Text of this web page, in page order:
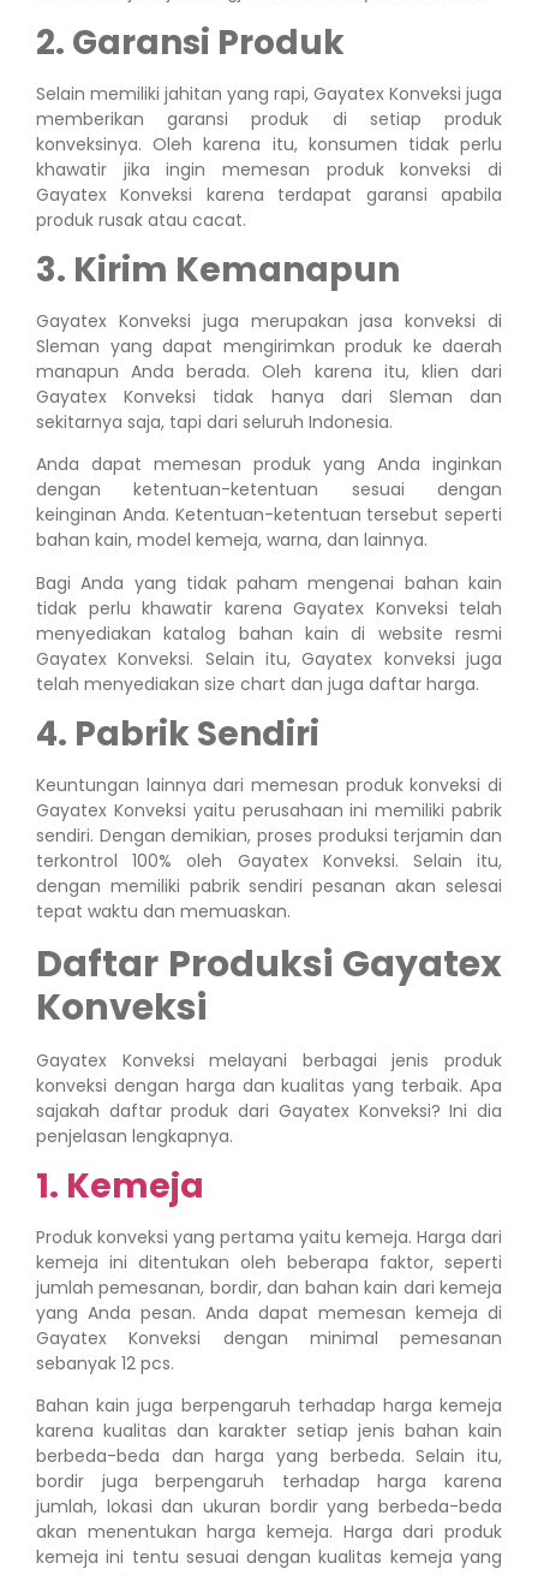
2. Garansi Produk
Selain memiliki jahitan yang rapi, Gayatex Konveksi juga
memberikan garansi produk di setiap produk
konveksinya. Oleh karena itu, konsumen tidak perlu
khawatir jika ingin memesan produk konveksi di
Gayatex Konveksi karena terdapat garansi apabila
produk rusak atau cacat.
3. Kirim Kemanapun
Gayatex Konveksi juga merupakan jasa konveksi di
Sleman yang dapat mengirimkan produk ke daerah
manapun Anda berada. Oleh karena itu, klien dari
Gayatex Konveksi tidak hanya dari Sleman dan
sekitarnya saja, tapi dari seluruh Indonesia.
Anda dapat memesan produk yang Anda inginkan
dengan ketentuan-ketentuan sesuai dengan
keinginan Anda. Ketentuan-ketentuan tersebut seperti
bahan kain, model kemeja, warna, dan lainnya.
Bagi Anda yang tidak paham mengenai bahan kain
tidak perlu khawatir karena Gayatex Konveksi telah
menyediakan katalog bahan kain di website resmi
Gayatex Konveksi. Selain itu, Gayatex konveksi juga
telah menyediakan size chart dan juga daftar harga.
4. Pabrik Sendiri
Keuntungan lainnya dari memesan produk konveksi di
Gayatex Konveksi yaitu perusahaan ini memiliki pabrik
sendiri. Dengan demikian, proses produksi terjamin dan
terkontrol 100% oleh Gayatex Konveksi. Selain itu,
dengan memiliki pabrik sendiri pesanan akan selesai
tepat waktu dan memuaskan.
Daftar Produksi Gayatex
Konveksi
Gayatex Konveksi melayani berbagai jenis produk
konveksi dengan harga dan kualitas yang terbaik. Apa
sajakah daftar produk dari Gayatex Konveksi? Ini dia
penjelasan lengkapnya.
1. Kemeja
Produk konveksi yang pertama yaitu kemeja. Harga dari
kemeja ini ditentukan oleh beberapa faktor, seperti
jumlah pemesanan, bordir, dan bahan kain dari kemeja
yang Anda pesan. Anda dapat memesan kemeja di
Gayatex Konveksi dengan minimal pemesanan
sebanyak 12 pcs.
Bahan kain juga berpengaruh terhadap harga kemeja
karena kualitas dan karakter setiap jenis bahan kain
berbeda-beda dan harga yang berbeda. Selain itu,
bordir juga berpengaruh terhadap harga karena
jumlah, lokasi dan ukuran bordir yang berbeda-beda
akan menentukan harga kemeja. Harga dari produk
kemeja ini tentu sesuai dengan kualitas kemeja yang